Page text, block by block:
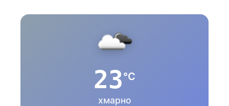
23°C
хмарно